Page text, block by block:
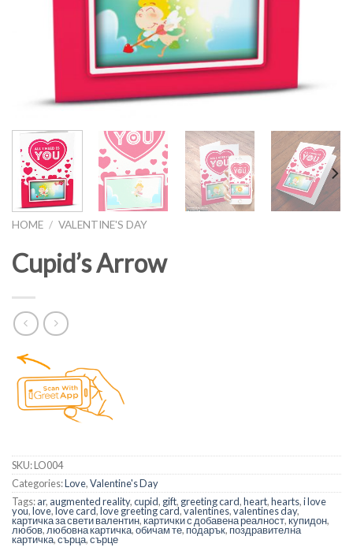
HOME / VALENTINE'S DAY
Cupid’s Arrow
SKU:LO004
Categories:Love,Valentine's Day
Tags:ar, augmented reality,cupid, gift, greeting card,heart,hearts,i love
you,love,love card,love greeting card,valentines,valentines day,
картичка за свети валентин,картички с добавена реалност,купидон,
любов,любовна картичка,обичам те, подарък, поздравителна
картичка,сърца,сърце